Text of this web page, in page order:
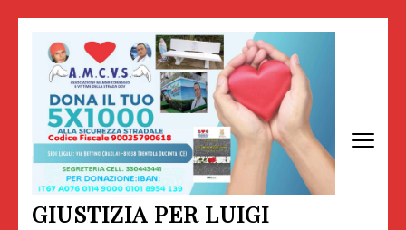
contenuto
(premi
invio)
GIUSTIZIA PER LUIGI